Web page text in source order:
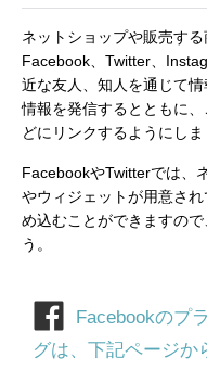
ネットショップや販売す
Facebook、Twitter、
近な友人、知人を通じて
情報を発信するとともに
どにリンクするようにしま
FacebookやTwitterでは、
やウィジェットが用意さ
め込むことができますの
う。
Facebookのプ
グは、下記ページか